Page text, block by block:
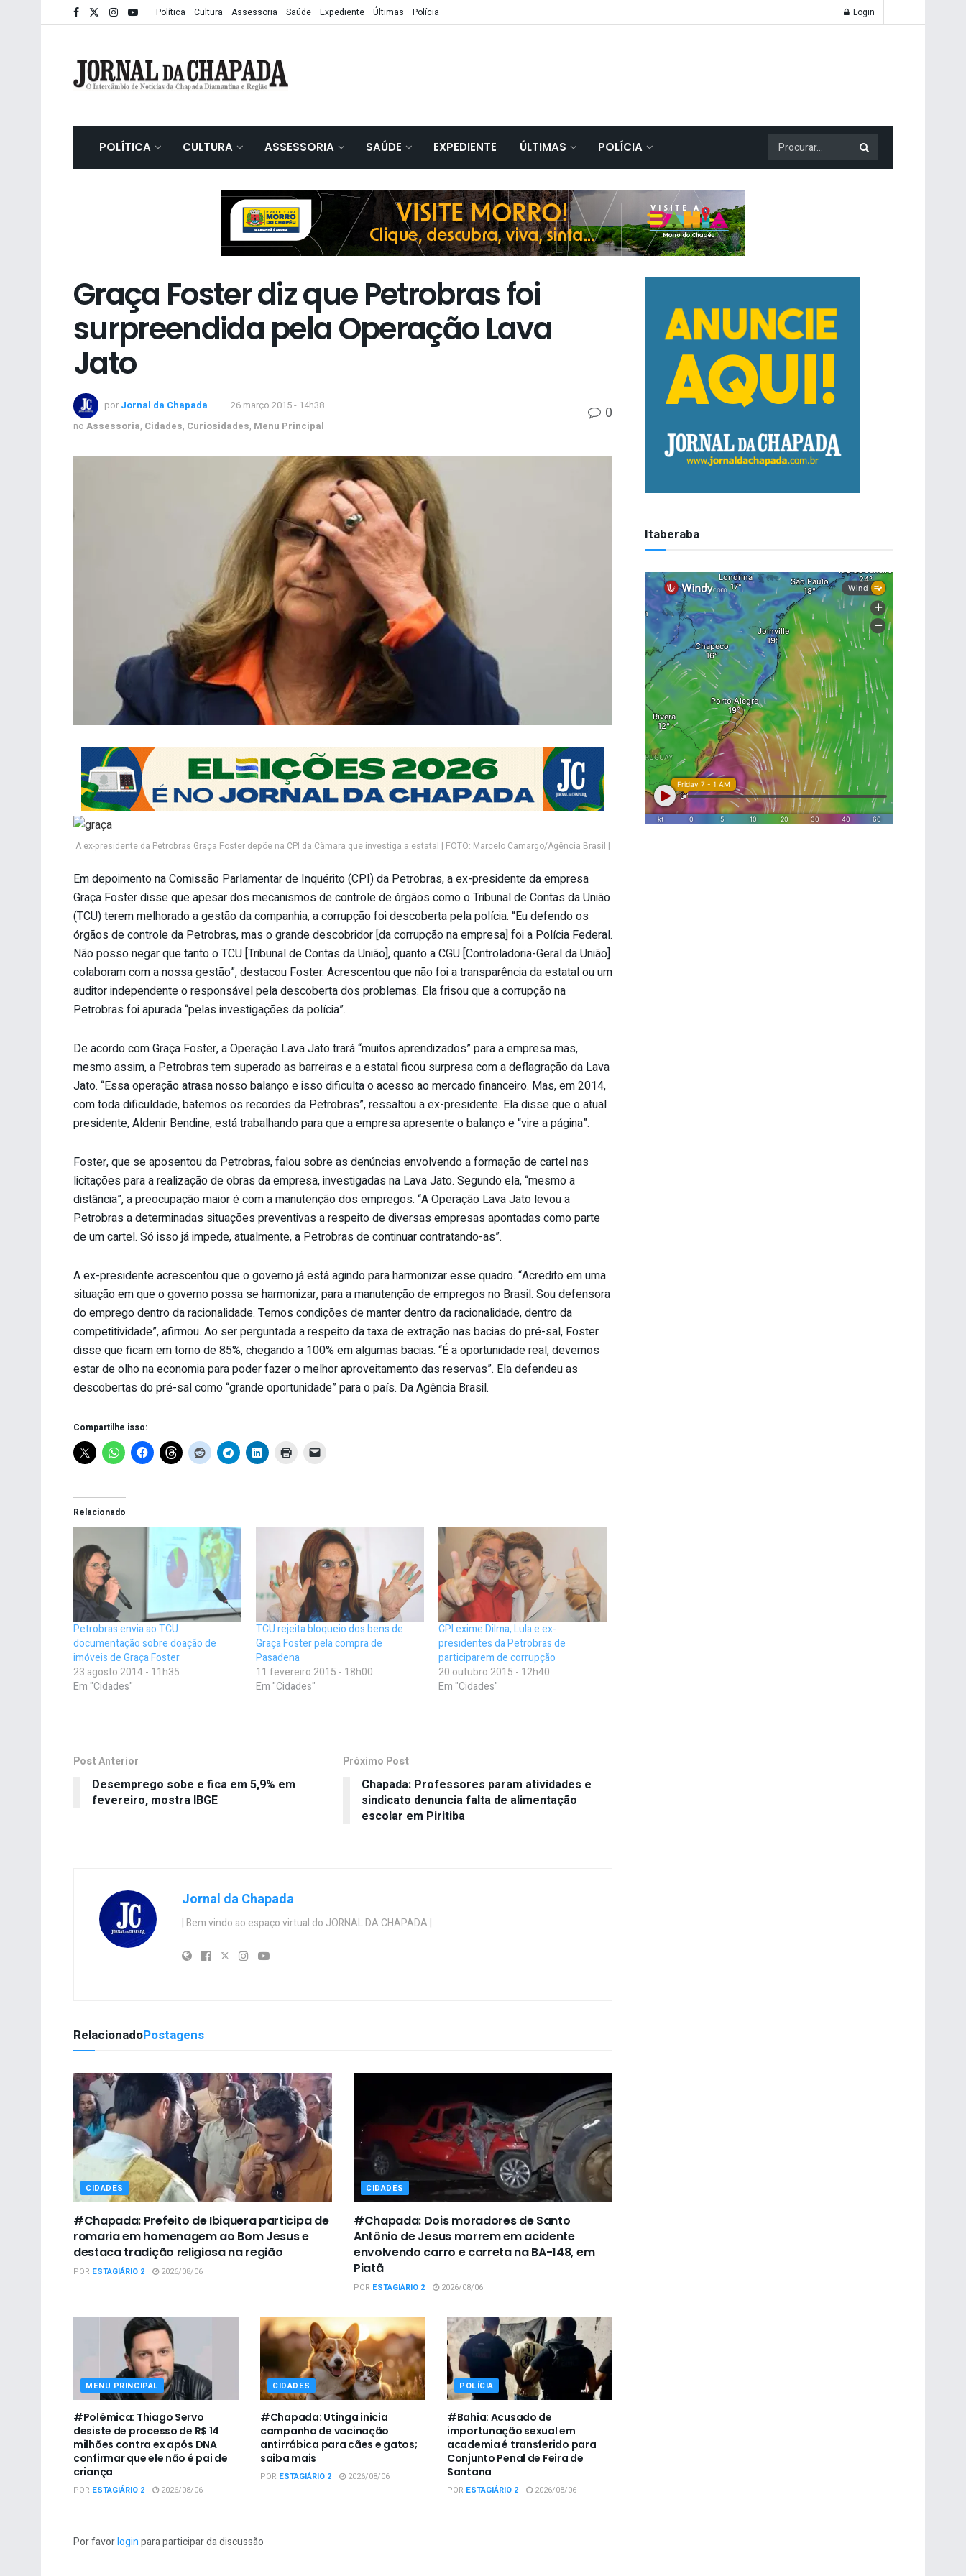
Política Cultura Assessoria Saúde Expediente Últimas Polícia Login
POLÍTICA CULTURA ASSESSORIA SAÚDE EXPEDIENTE ÚLTIMAS POLÍCIA
Graça Foster diz que Petrobras foi
surpreendida pela Operação Lava
Jato
por Jornal da Chapada
26 março 2015 - 14h38
no Assessoria, Cidades, Curiosidades, Menu Principal
0
A ex-presidente da Petrobras Graça Foster depõe na CPI da Câmara que investiga a estatal | FOTO: Marcelo Camargo/Agência Brasil |
Em depoimento na Comissão Parlamentar de Inquérito (CPI) da Petrobras, a ex-presidente da empresa
Graça Foster disse que apesar dos mecanismos de controle de órgãos como o Tribunal de Contas da União
(TCU) terem melhorado a gestão da companhia, a corrupção foi descoberta pela polícia. “Eu defendo os
órgãos de controle da Petrobras, mas o grande descobridor [da corrupção na empresa] foi a Polícia Federal.
Não posso negar que tanto o TCU [Tribunal de Contas da União], quanto a CGU [Controladoria-Geral da União]
colaboram com a nossa gestão”, destacou Foster. Acrescentou que não foi a transparência da estatal ou um
auditor independente o responsável pela descoberta dos problemas. Ela frisou que a corrupção na
Petrobras foi apurada “pelas investigações da polícia”.
De acordo com Graça Foster, a Operação Lava Jato trará “muitos aprendizados” para a empresa mas,
mesmo assim, a Petrobras tem superado as barreiras e a estatal ficou surpresa com a deflagração da Lava
Jato. “Essa operação atrasa nosso balanço e isso dificulta o acesso ao mercado financeiro. Mas, em 2014,
com toda dificuldade, batemos os recordes da Petrobras”, ressaltou a ex-presidente. Ela disse que o atual
presidente, Aldenir Bendine, está trabalhando para que a empresa apresente o balanço e “vire a página”.
Foster, que se aposentou da Petrobras, falou sobre as denúncias envolvendo a formação de cartel nas
licitações para a realização de obras da empresa, investigadas na Lava Jato. Segundo ela, “mesmo a
distância”, a preocupação maior é com a manutenção dos empregos. “A Operação Lava Jato levou a
Petrobras a determinadas situações preventivas a respeito de diversas empresas apontadas como parte
de um cartel. Só isso já impede, atualmente, a Petrobras de continuar contratando-as”.
A ex-presidente acrescentou que o governo já está agindo para harmonizar esse quadro. “Acredito em uma
situação em que o governo possa se harmonizar, para a manutenção de empregos no Brasil. Sou defensora
do emprego dentro da racionalidade. Temos condições de manter dentro da racionalidade, dentro da
competitividade”, afirmou. Ao ser perguntada a respeito da taxa de extração nas bacias do pré-sal, Foster
disse que ficam em torno de 85%, chegando a 100% em algumas bacias. “É a oportunidade real, devemos
estar de olho na economia para poder fazer o melhor aproveitamento das reservas”. Ela defendeu as
descobertas do pré-sal como “grande oportunidade” para o país. Da Agência Brasil.
Compartilhe isso:
Relacionado
Petrobras envia ao TCU
documentação sobre doação de
imóveis de Graça Foster
23 agosto 2014 - 11h35
Em "Cidades"
TCU rejeita bloqueio dos bens de
Graça Foster pela compra de
Pasadena
11 fevereiro 2015 - 18h00
Em "Cidades"
CPI exime Dilma, Lula e ex-
presidentes da Petrobras de
participarem de corrupção
20 outubro 2015 - 12h40
Em "Cidades"
Post Anterior
Desemprego sobe e fica em 5,9% em
fevereiro, mostra IBGE
Próximo Post
Chapada: Professores param atividades e
sindicato denuncia falta de alimentação
escolar em Piritiba
Jornal da Chapada
| Bem vindo ao espaço virtual do JORNAL DA CHAPADA |
RelacionadoPostagens
CIDADES
#Chapada: Prefeito de Ibiquera participa de
romaria em homenagem ao Bom Jesus e
destaca tradição religiosa na região
POR ESTAGIÁRIO 2 2026/08/06
CIDADES
#Chapada: Dois moradores de Santo
Antônio de Jesus morrem em acidente
envolvendo carro e carreta na BA-148, em
Piatã
POR ESTAGIÁRIO 2 2026/08/06
MENU PRINCIPAL
#Polêmica: Thiago Servo
desiste de processo de R$ 14
milhões contra ex após DNA
confirmar que ele não é pai de
criança
POR ESTAGIÁRIO 2 2026/08/06
CIDADES
#Chapada: Utinga inicia
campanha de vacinação
antirrábica para cães e gatos;
saiba mais
POR ESTAGIÁRIO 2 2026/08/06
POLÍCIA
#Bahia: Acusado de
importunação sexual em
academia é transferido para
Conjunto Penal de Feira de
Santana
POR ESTAGIÁRIO 2 2026/08/06
Por favorloginpara participar da discussão
Itaberaba